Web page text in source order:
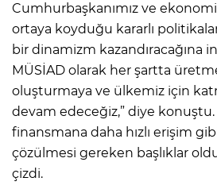
Cumhurbaşkanımız ve
ortaya koyduğu kararlı
bir dinamizm kazandıracağına
MÜSİAD olarak her şartta
oluşturmaya ve ülkemiz için
devam edeceğiz,” diye konuştu.
finansmana daha hızlı erişim
çözülmesi gereken başlıklar
çizdi.